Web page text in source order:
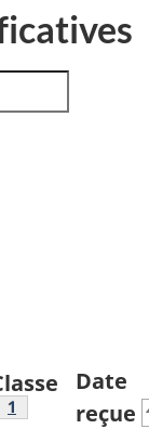
Note de bas de
1
Date
reçue